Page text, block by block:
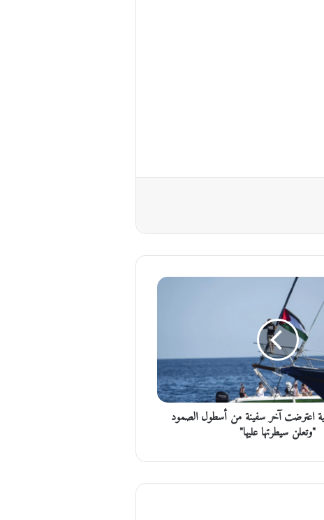
اعترضت آخر سفينة من أسطول الصمود
"وتعلن سيطرتها عليها"